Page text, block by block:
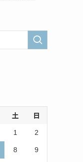
土 日
1 2
8 9